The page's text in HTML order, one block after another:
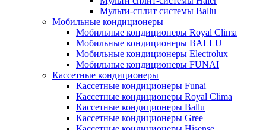
Мульти-сплит системы Ballu
Мобильные кондиционеры
Мобильные кондиционеры Royal Clima
Мобильные кондиционеры BALLU
Мобильные кондиционеры Electrolux
Мобильные кондиционеры FUNAI
Кассетные кондиционеры
Кассетные кондиционеры Funai
Кассетные кондиционеры Royal Clima
Кассетные кондиционеры Ballu
Кассетные кондиционеры Gree